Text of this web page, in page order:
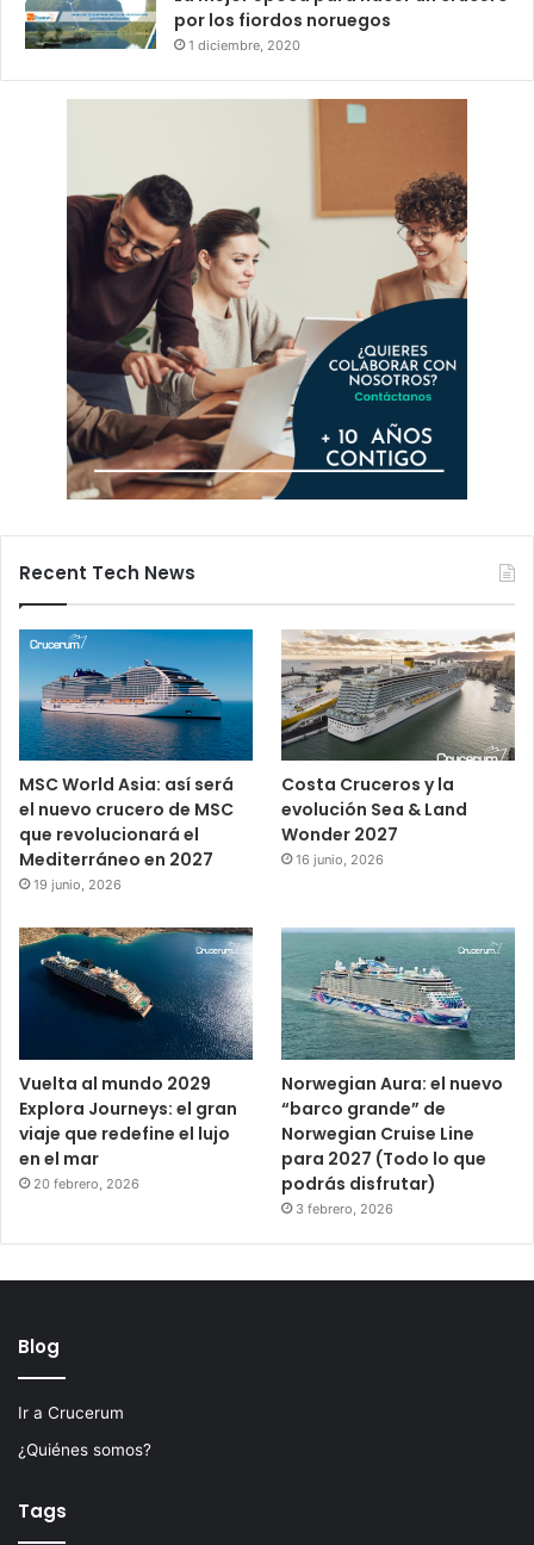
por los fiordos noruegos
1 diciembre, 2020
Recent Tech News
MSC World Asia: así será
el nuevo crucero de MSC
que revolucionará el
Mediterráneo en 2027
19 junio, 2026
Costa Cruceros y la
evolución Sea & Land
Wonder 2027
16 junio, 2026
Vuelta al mundo 2029
Explora Journeys: el gran
viaje que redefine el lujo
en el mar
20 febrero, 2026
Norwegian Aura: el nuevo
“barco grande” de
Norwegian Cruise Line
para 2027 (Todo lo que
podrás disfrutar)
3 febrero, 2026
Blog
Ir a Crucerum
¿Quiénes somos?
Tags